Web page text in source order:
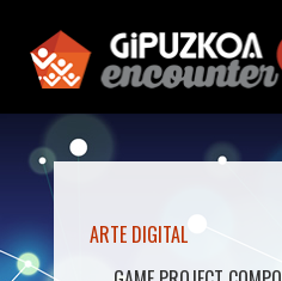
ARTE DIGITAL